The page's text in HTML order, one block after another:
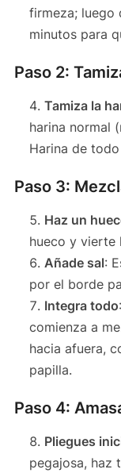
firmeza; luego
minutos para
Paso 2:
Tamiza la
harina normal
Harina de
Paso 3:
Haz un
hueco y vierte
Añade sal:
por el borde
Integra todo
comienza a
hacia afuera,
papilla.
Paso 4:
Pliegues
pegajosa, haz